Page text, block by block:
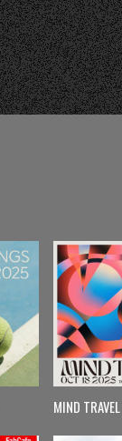
MIND TRAVEL